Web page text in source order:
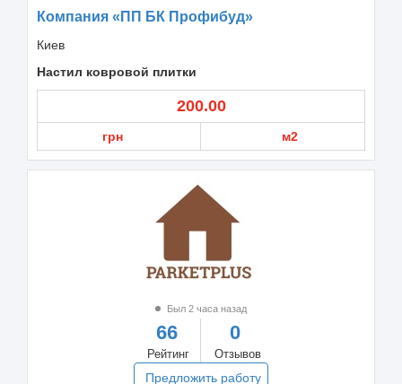
Компания «ПП БК Профибуд»
Киев
Настил ковровой плитки
200.00
грн м2
Был 2 часа назад
66
Рейтинг
0
Отзывов
Предложить работу